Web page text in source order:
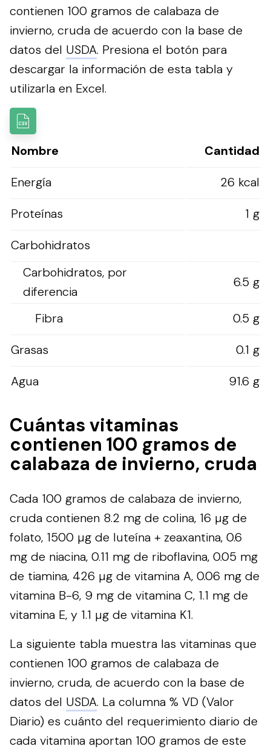
contienen 100 gramos de calabaza de
invierno, cruda de acuerdo con la base de
datos del USDA. Presiona el botón para
descargar la información de esta tabla y
utilizarla en Excel.
Nombre
Cantidad
Energía
26 kcal
Proteínas
1 g
Carbohidratos
Carbohidratos, por
diferencia
6.5 g
Fibra
0.5 g
Grasas
0.1 g
Agua
91.6 g
Cuántas vitaminas
contienen 100 gramos de
calabaza de invierno, cruda
Cada 100 gramos de calabaza de invierno,
cruda contienen 8.2 mg de colina, 16 µg de
folato, 1500 µg de luteína + zeaxantina, 0.6
mg de niacina, 0.11 mg de riboflavina, 0.05 mg
de tiamina, 426 µg de vitamina A, 0.06 mg de
vitamina B-6, 9 mg de vitamina C, 1.1 mg de
vitamina E, y 1.1 µg de vitamina K1.
La siguiente tabla muestra las vitaminas que
contienen 100 gramos de calabaza de
invierno, cruda, de acuerdo con la base de
datos del USDA. La columna % VD (Valor
Diario) es cuánto del requerimiento diario de
cada vitamina aportan 100 gramos de este